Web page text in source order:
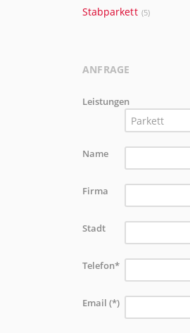
Stabparkett (5)
ANFRAGE
Leistungen
Parkett
Name
Firma
Stadt
Telefon*
Email (*)